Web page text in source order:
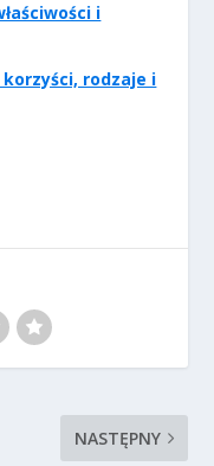
i
rodzaje i
NASTĘPNY